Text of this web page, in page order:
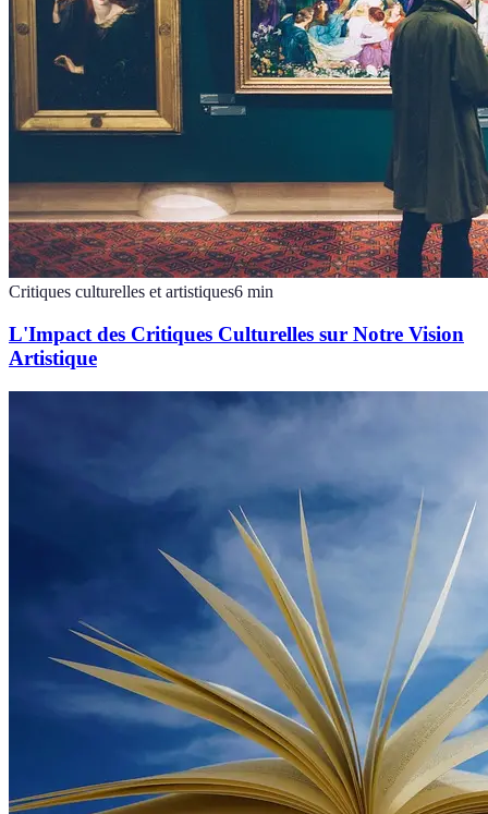
Critiques culturelles et artistiques6 min
L'Impact des Critiques Culturelles sur Notre Vision
Artistique